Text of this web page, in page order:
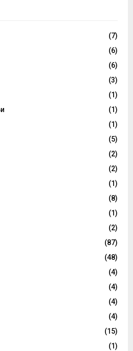
(7)
(6)
(6)
(3)
(1)
(1)
(1)
(5)
(2)
(2)
(1)
(8)
(1)
(2)
(87)
(48)
(4)
(4)
(4)
(4)
(15)
(1)